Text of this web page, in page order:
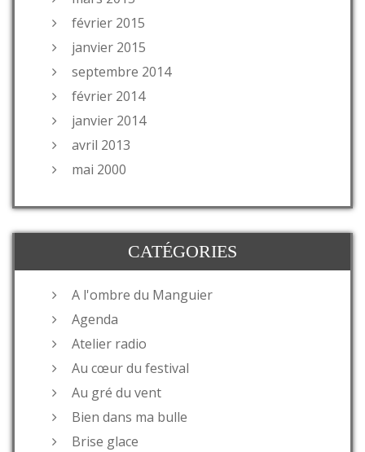
février 2015
janvier 2015
septembre 2014
février 2014
janvier 2014
avril 2013
mai 2000
CATÉGORIES
A l'ombre du Manguier
Agenda
Atelier radio
Au cœur du festival
Au gré du vent
Bien dans ma bulle
Brise glace